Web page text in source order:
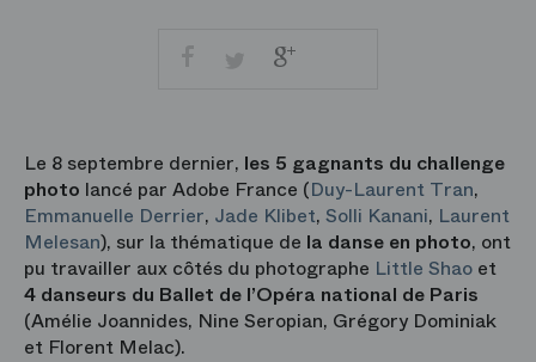
FacebookTwitterGoogle
+
Le 8 septembre dernier, les 5 gagnants du challenge
photo lancé par Adobe France (Duy-Laurent Tran,
Emmanuelle Derrier, Jade Klibet, Solli Kanani, Laurent
Melesan), sur la thématique de la danse en photo, ont
pu travailler aux côtés du photographe Little Shao et
4 danseurs du Ballet de l’Opéra national de Paris
(Amélie Joannides, Nine Seropian, Grégory Dominiak
et Florent Melac).